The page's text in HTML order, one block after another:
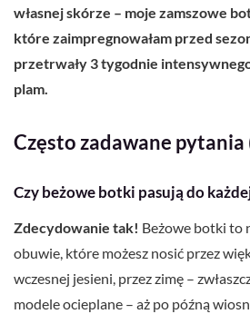
własnej skórze – moje zamszowe
które zaimpregnowałam przed
przetrwały 3 tygodnie
plam.
Często zadawane pytania
Czy beżowe botki pasują do
Zdecydowanie tak! Beżowe botki to
obuwie, które możesz nosić przez
wczesnej jesieni, przez zimę –
modele ocieplane – aż po późną